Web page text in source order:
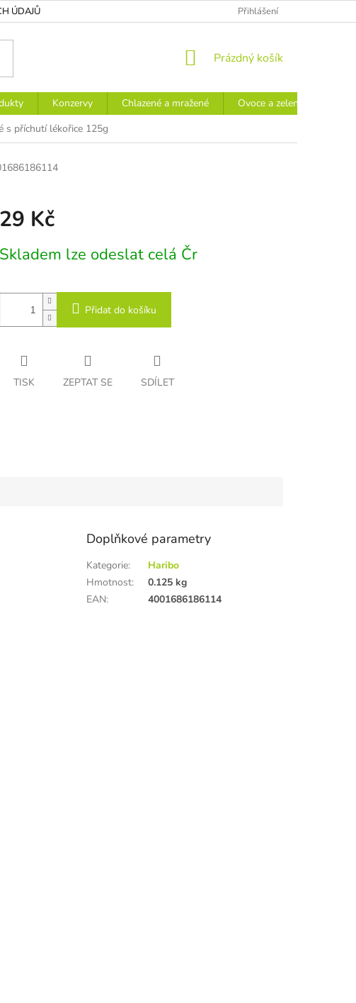
ÚDAJŮ Přihlášení
NÁKUPNÍ
Prázdný košík
Konzervy Chlazené a mražené Ovoce a zelenina
s příchutí lékořice 125g
29 Kč
cena:
Skladem lze odeslat celá Čr
Přidat do košíku
TISK ZEPTAT SE SDÍLET
Doplňkové parametry
Kategorie:
Haribo
Hmotnost:
0.125 kg
EAN: 4001686186114